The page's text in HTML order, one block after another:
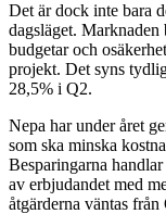
Det är dock inte bara
dagsläget. Marknaden
budgetar och
projekt. Det syns
28,5% i Q2.
Nepa har under året
som ska minska
Besparingarna
av erbjudandet med
åtgärderna väntas från